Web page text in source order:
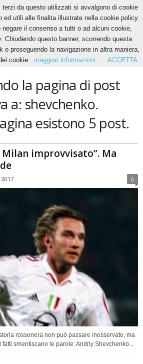
la pagina di post
a: shevchenko.
esistono 5 post.
Milan improvvisato”. Ma
2017 0
rossonera non può passare inosservato, ma
smentiscano le parole: Andriy Shevchenko...
da questo utilizzati si avvalgono di cookie
ed utili alle finalita illustrate nella cookie policy.
il consenso a tutti o ad alcuni cookie,
Chiudendo questo banner, scorrendo questa
o proseguendo la navigazione in altra maniera,
cookie.
maggiori informazioni ACCETTA